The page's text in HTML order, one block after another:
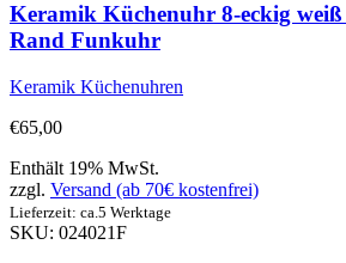
Keramik Küchenuhr 8-eckig
Rand Funkuhr
Keramik Küchenuhren
€65,00
Enthält 19% MwSt.
zzgl. Versand (ab 70€ kostenfrei)
Lieferzeit: ca.5 Werktage
SKU: 024021F